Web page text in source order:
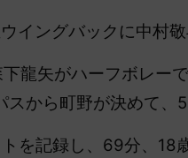
イングバックに中村敬
龍矢がハーフボレー
から町野が決めて、
を記録し、69分、18